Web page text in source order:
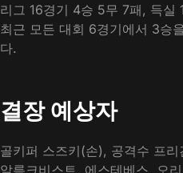
리그 16경기 4승 5무 7패, 득실
최근 모든 대회 6경기에서 3승
다.
결장 예상자
골키퍼 스즈키(손), 공격수 프
알름크비스트, 에스테베스, 오